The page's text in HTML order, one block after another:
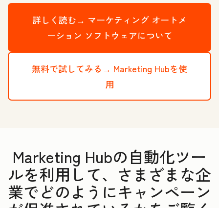
詳しく読む→ マーケティング オートメ
ーション ソフトウェアについて
無料で試してみる→ Marketing Hubを使
用
Marketing Hubの自動化ツー
ルを利用して、さまざまな企
業でどのようにキャンペーン